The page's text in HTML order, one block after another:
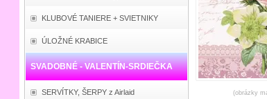
KLUBOVÉ TANIERE + SVIETNIKY
ÚLOŽNÉ KRABICE
SVADOBNÉ - VALENTÍN-SRDIEČKA
SERVÍTKY, ŠERPY z Airlaid (obrázky